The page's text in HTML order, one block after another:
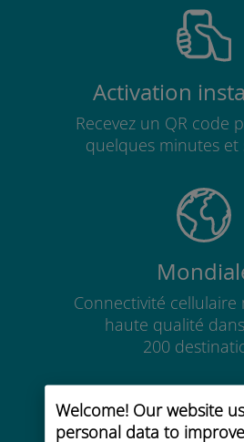
Welcome! Our website
personal data to
Activation
Recevez un QR code
quelques minutes et
Connectivité cellulaire
haute qualité
200